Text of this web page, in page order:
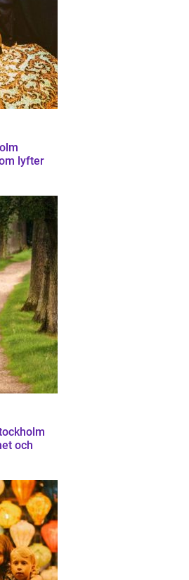
lyfter
och